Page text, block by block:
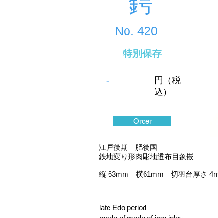
No. 420
特別保存
-
円（税
込）
Order
江戸後期 肥後国
鉄地変り形肉彫地透布目象嵌
縦 63mm 横61mm 切羽台厚さ
late Edo period